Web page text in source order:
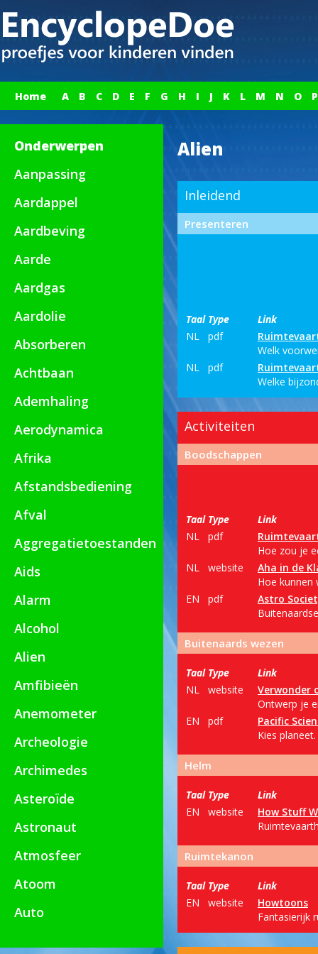
Home A B C D E F G H I J K L M N O P
Onderwerpen
Aanpassing
Aardappel
Aardbeving
Aarde
Aardgas
Aardolie
Absorberen
Achtbaan
Ademhaling
Aerodynamica
Afrika
Afstandsbediening
Afval
Aggregatietoestanden
Aids
Alarm
Alcohol
Alien
Amfibieën
Anemometer
Archeologie
Archimedes
Asteroïde
Astronaut
Atmosfeer
Atoom
Auto
Alien
Inleidend
Presenteren
Taal Type
Link
NL
pdf
Welk
NL
pdf
Welke
Activiteiten
Boodschappen
Taal Type
Link
NL
pdf
Hoe zou je
NL
website
Aha in de
Hoe kunnen
EN
pdf
Astro
Buitenaards wezen
Taal Type
Link
NL
website
Verwonder
Ontwerp je
EN
pdf
Pacific
Kies
Helm
Taal Type
Link
EN
website
How Stuff
Ruimtekanon
Taal Type
Link
EN
website
Howtoons
Fantasierijk